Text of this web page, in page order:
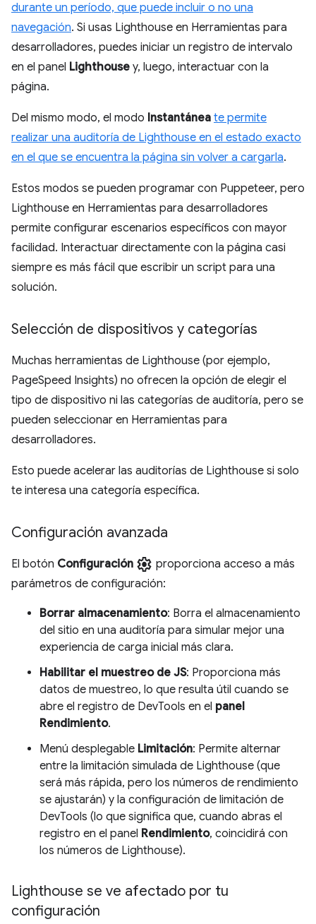
durante un período, que puede incluir o no una
navegación. Si usas Lighthouse en Herramientas para
desarrolladores, puedes iniciar un registro de intervalo
en el panel Lighthouse y, luego, interactuar con la
página.
Del mismo modo, el modo Instantánea te permite
realizar una auditoría de Lighthouse en el estado exacto
en el que se encuentra la página sin volver a cargarla.
Estos modos se pueden programar con Puppeteer, pero
Lighthouse en Herramientas para desarrolladores
permite configurar escenarios específicos con mayor
facilidad. Interactuar directamente con la página casi
siempre es más fácil que escribir un script para una
solución.
Selección de dispositivos y categorías
Muchas herramientas de Lighthouse (por ejemplo,
PageSpeed Insights) no ofrecen la opción de elegir el
tipo de dispositivo ni las categorías de auditoría, pero se
pueden seleccionar en Herramientas para
desarrolladores.
Esto puede acelerar las auditorías de Lighthouse si solo
te interesa una categoría específica.
Configuración avanzada
El botón Configuración settings proporciona acceso a más
parámetros de configuración:
Borrar almacenamiento: Borra el almacenamiento
del sitio en una auditoría para simular mejor una
experiencia de carga inicial más clara.
Habilitar el muestreo de JS: Proporciona más
datos de muestreo, lo que resulta útil cuando se
abre el registro de DevTools en el panel
Rendimiento.
Menú desplegable Limitación: Permite alternar
entre la limitación simulada de Lighthouse (que
será más rápida, pero los números de rendimiento
se ajustarán) y la configuración de limitación de
DevTools (lo que significa que, cuando abras el
registro en el panel Rendimiento, coincidirá con
los números de Lighthouse).
Lighthouse se ve afectado por tu
configuración